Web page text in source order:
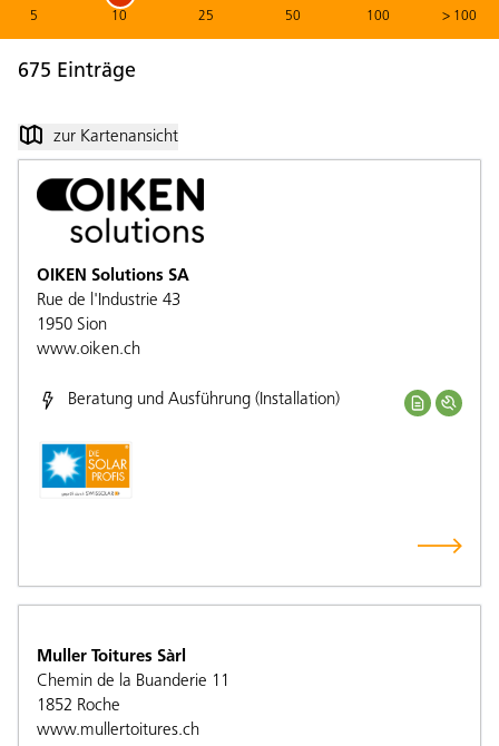
5 10 25 50 100 > 100
675 Einträge
zur Kartenansicht
OIKEN Solutions SA
Rue de l'Industrie 43
1950 Sion
www.oiken.ch
Beratung und Ausführung (Installation)
Muller Toitures Sàrl
Chemin de la Buanderie 11
1852 Roche
www.mullertoitures.ch